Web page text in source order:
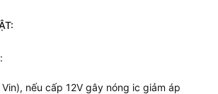
nếu cấp 12V gây nóng ic giảm áp